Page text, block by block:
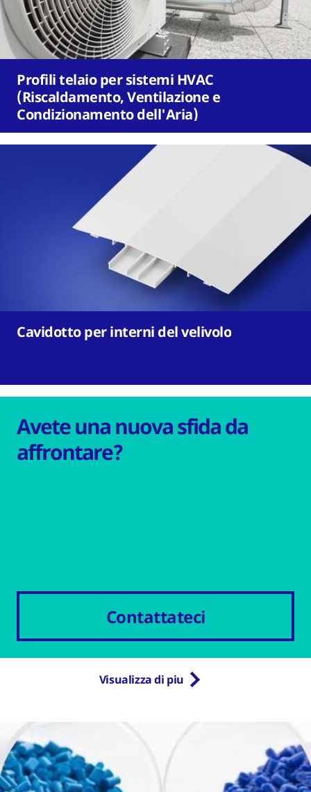
Profili telaio per sistemi HVAC
(Riscaldamento, Ventilazione e
Condizionamento dell'Aria)
Cavidotto per interni del velivolo
Avete una nuova sfida da
affrontare?
Contattateci
Visualizza di piu